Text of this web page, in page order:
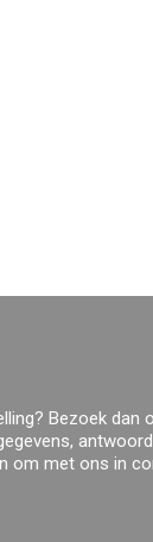
Bezoek dan
om met ons in